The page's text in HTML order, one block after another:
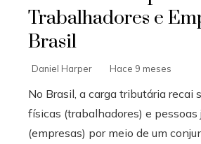
Trabalhadores e
Brasil
Daniel Harper Hace 9 meses
No Brasil, a carga tributária recai
físicas (trabalhadores) e pessoas
(empresas) por meio de um